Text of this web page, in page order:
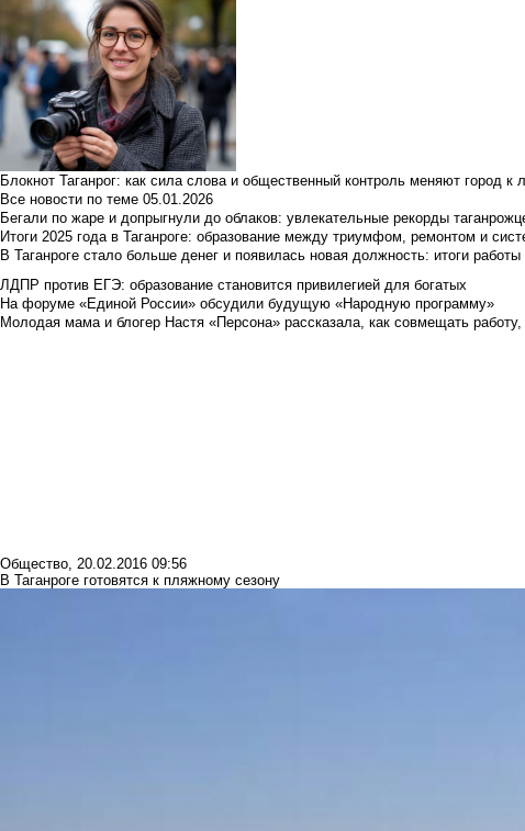
Блокнот Таганрог: как сила слова и общественный контроль меняют город к
Все новости по теме 05.01.2026
Бегали по жаре и допрыгнули до облаков: увлекательные рекорды
Итоги 2025 года в Таганроге: образование между триумфом, ремонтом и
В Таганроге стало больше денег и появилась новая должность: итоги
ЛДПР против ЕГЭ: образование становится привилегией для богатых
На форуме «Единой России» обсудили будущую «Народную программу»
Молодая мама и блогер Настя «Персона» рассказала, как совмещать
Общество, 20.02.2016 09:56
В Таганроге готовятся к пляжному сезону